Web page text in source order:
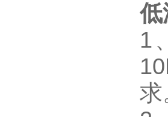
低
1
求